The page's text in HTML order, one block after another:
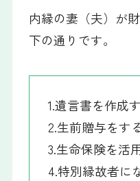
内縁の妻（夫）が
下の通りです。
1.遺言書を作成
2.生前贈与をす
3.生命保険を活
4.特別縁故者に